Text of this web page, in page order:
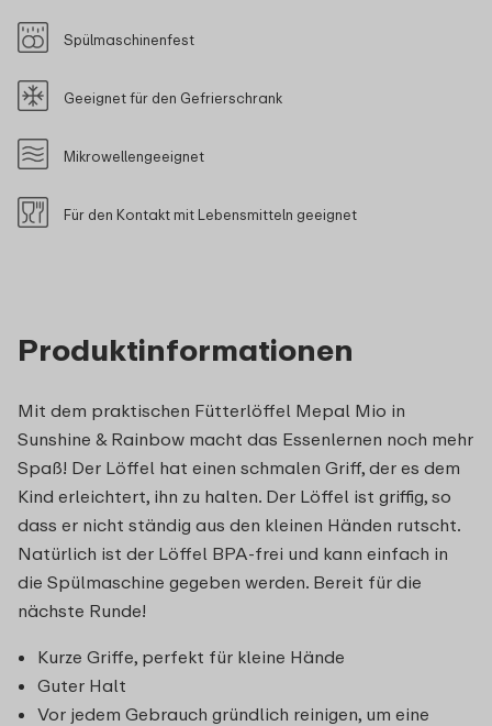
Produktinformationen
Mit dem praktischen Fütterlöffel Mepal Mio in
Sunshine & Rainbow macht das Essenlernen noch mehr
Spaß! Der Löffel hat einen schmalen Griff, der es dem
Kind erleichtert, ihn zu halten. Der Löffel ist griffig, so
dass er nicht ständig aus den kleinen Händen rutscht.
Natürlich ist der Löffel BPA-frei und kann einfach in
die Spülmaschine gegeben werden. Bereit für die
nächste Runde!
Kurze Griffe, perfekt für kleine Hände
Guter Halt
Vor jedem Gebrauch gründlich reinigen, um eine
Spülmaschinenfest
Geeignet für den Gefrierschrank
Mikrowellengeeignet
Für den Kontakt mit Lebensmitteln geeignet